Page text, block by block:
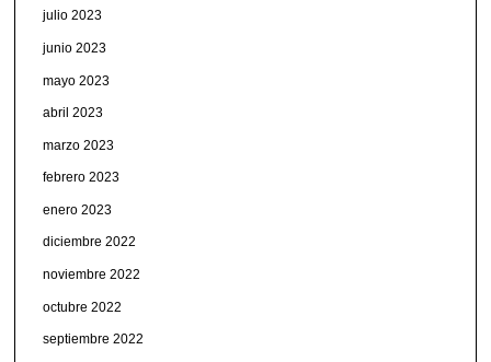
julio 2023
junio 2023
mayo 2023
abril 2023
marzo 2023
febrero 2023
enero 2023
diciembre 2022
noviembre 2022
octubre 2022
septiembre 2022